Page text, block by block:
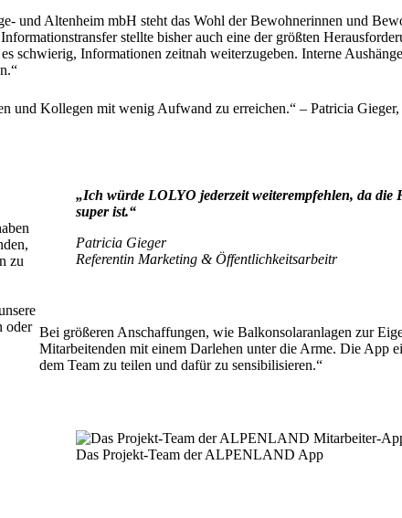
und Altenheim mbH steht das Wohl der Bewohnerinnen und
stellte bisher auch eine der größten
Informationen zeitnah weiterzugeben. Interne
zu
oder
„Ich würde LOLYO jederzeit weiterempfehlen, da die
super ist.“
Patricia Gieger
Referentin Marketing & Öffentlichkeitsarbeitr
Bei größeren Anschaffungen, wie Balkonsolaranlagen zur
Mitarbeitenden mit einem Darlehen unter die Arme. Die App
dem Team zu teilen und dafür zu sensibilisieren.“
Das Projekt-Team der ALPENLAND App